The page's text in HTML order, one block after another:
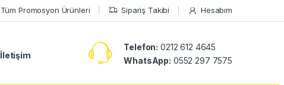
Tüm Promosyon Ürünleri Sipariş Takibi Hesabım
İletişim
Telefon: 0212 612 4645
WhatsApp: 0552 297 7575